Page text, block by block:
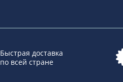
Быстрая доставка
по всей стране